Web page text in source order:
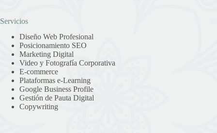
Servicios
Diseño Web Profesional
Posicionamiento SEO
Marketing Digital
Video y Fotografía Corporativa
E-commerce
Plataformas e-Learning
Google Business Profile
Gestión de Pauta Digital
Copywriting